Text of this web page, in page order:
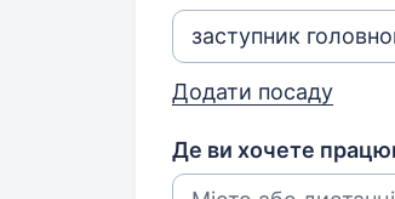
Додати посаду
Де ви хочете